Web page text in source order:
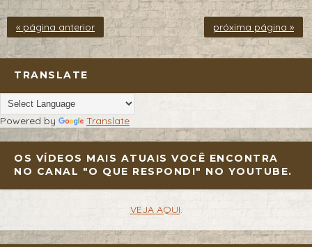
« página anterior próxima página »
TRANSLATE
Powered by Translate
OS VÍDEOS MAIS ATUAIS VOCÊ ENCONTRA
NO CANAL "O QUE RESPONDI" NO YOUTUBE.
VEJA AQUI.